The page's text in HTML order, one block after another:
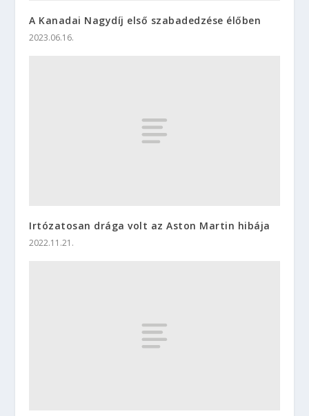
A Kanadai Nagydíj első szabadedzése élőben
2023.06.16.
Irtózatosan drága volt az Aston Martin hibája
2022.11.21.